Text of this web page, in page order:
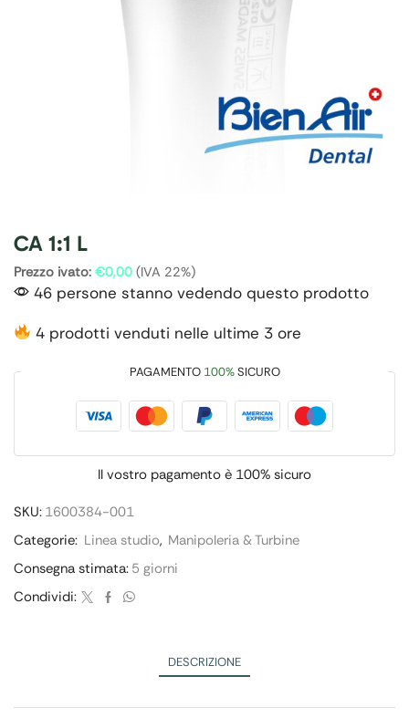
CA 1:1 L
Prezzo ivato: €0,00 (IVA 22%)
46 persone stanno vedendo questo prodotto
4 prodotti venduti nelle ultime 3 ore
PAGAMENTO 100%SICURO
Il vostro pagamento è 100% sicuro
SKU: 1600384-001
Categorie: Linea studio, Manipoleria & Turbine
Consegna stimata: 5 giorni
Condividi:
DESCRIZIONE